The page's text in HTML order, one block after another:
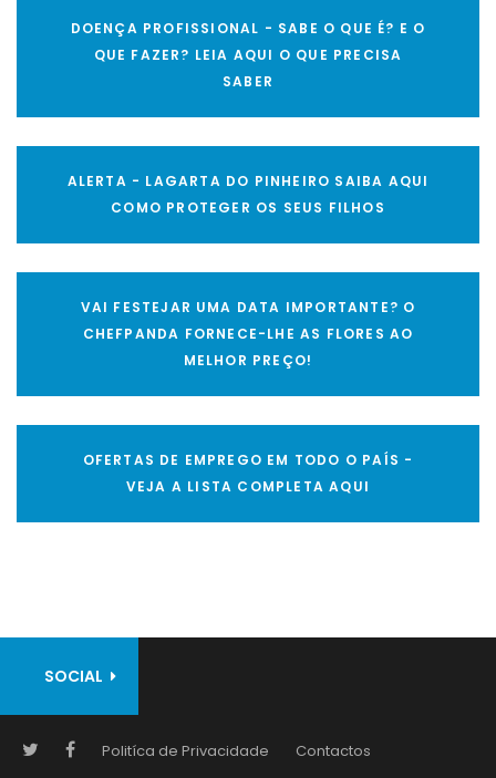
DOENÇA PROFISSIONAL - SABE O QUE É? E O
QUE FAZER? LEIA AQUI O QUE PRECISA
SABER
ALERTA - LAGARTA DO PINHEIRO SAIBA AQUI
COMO PROTEGER OS SEUS FILHOS
VAI FESTEJAR UMA DATA IMPORTANTE? O
CHEFPANDA FORNECE-LHE AS FLORES AO
MELHOR PREÇO!
OFERTAS DE EMPREGO EM TODO O PAÍS -
VEJA A LISTA COMPLETA AQUI
SOCIAL
Politíca de Privacidade Contactos